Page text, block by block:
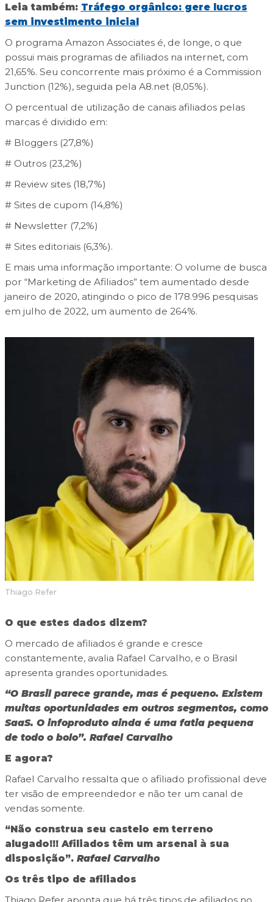
Leia também: Tráfego orgânico: gere lucros
sem investimento inicial
O programa Amazon Associates é, de longe, o que
possui mais programas de afiliados na internet, com
21,65%. Seu concorrente mais próximo é a Commission
Junction (12%), seguida pela A8.net (8,05%).
O percentual de utilização de canais afiliados pelas
marcas é dividido em:
# Bloggers (27,8%)
# Outros (23,2%)
# Review sites (18,7%)
# Sites de cupom (14,8%)
# Newsletter (7,2%)
# Sites editoriais (6,3%).
E mais uma informação importante: O volume de busca
por “Marketing de Afiliados” tem aumentado desde
janeiro de 2020, atingindo o pico de 178.996 pesquisas
em julho de 2022, um aumento de 264%.
Thiago Refer
O que estes dados dizem?
O mercado de afiliados é grande e cresce
constantemente, avalia Rafael Carvalho, e o Brasil
apresenta grandes oportunidades.
“O Brasil parece grande, mas é pequeno. Existem
muitas oportunidades em outros segmentos, como
SaaS. O infoproduto ainda é uma fatia pequena
de todo o bolo”. Rafael Carvalho
E agora?
Rafael Carvalho ressalta que o afiliado profissional deve
ter visão de empreendedor e não ter um canal de
vendas somente.
“Não construa seu castelo em terreno
alugado!!! Afiliados têm um arsenal à sua
disposição”. Rafael Carvalho
Os três tipo de afiliados